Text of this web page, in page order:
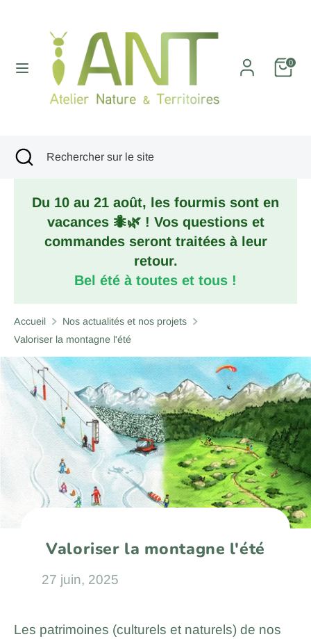
0
RechercheRechercher
sur
le
RechercheRechercher
site
Fermer
la
Du 10 au 21 août, les fourmis sont en
vacances 🐜🌿 ! Vos questions et
commandes seront traitées à leur
retour.
Bel été à toutes et tous !
Accueil
Nos actualités et nos projets
Valoriser la montagne l'été
Valoriser la montagne l'été
27 juin, 2025
Les patrimoines (culturels et naturels) de nos